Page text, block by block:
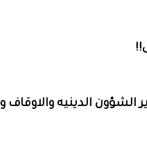
الدينيه والاوقاف